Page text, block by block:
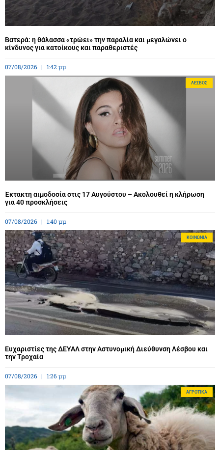
Βατερά: η θάλασσα «τρώει» την παραλία και μεγαλώνει ο
κίνδυνος για κατοίκους και παραθεριστές
07/08/2026 1:42 μμ
ΛΈΣΒΟΣ
Έκτακτη αιμοδοσία στις 17 Αυγούστου – Ακολουθεί η κλήρωση
για 40 προσκλήσεις
07/08/2026 1:40 μμ
ΚΟΙΝΩΝΊΑ
Ευχαριστίες της ΔΕΥΑΛ στην Αστυνομική Διεύθυνση Λέσβου και
την Τροχαία
07/08/2026 1:26 μμ
ΑΓΡΟΤΙΚΆ